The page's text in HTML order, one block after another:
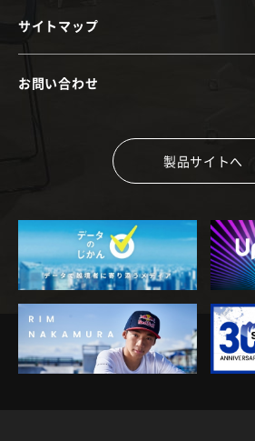
サイトマップ
お問い合わせ
製品サイトへ